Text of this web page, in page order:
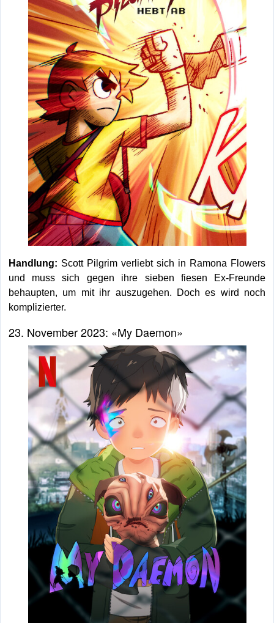
Handlung: Scott Pilgrim verliebt sich in Ramona Flowers
und muss sich gegen ihre sieben fiesen Ex-Freunde
behaupten, um mit ihr auszugehen. Doch es wird noch
komplizierter.
23. November 2023: «My Daemon»